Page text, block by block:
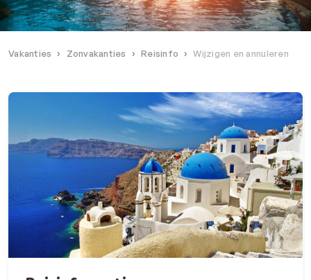
Vakanties Zonvakanties Reisinfo Wijzigen en annuleren